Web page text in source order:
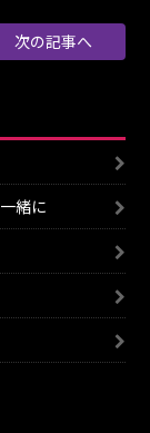
次の記事へ
緒に